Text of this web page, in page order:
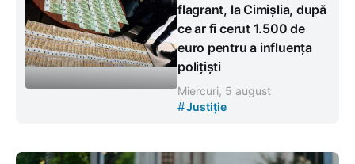
flagrant, la Cimișlia, după
ce ar fi cerut 1.500 de
euro pentru a influența
polițiști
Miercuri, 5 august
#Justiție